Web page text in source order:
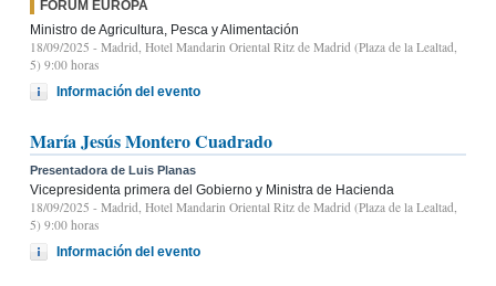
FÓRUM EUROPA
Ministro de Agricultura, Pesca y Alimentación
18/09/2025 - Madrid, Hotel Mandarin Oriental Ritz de Madrid (Plaza de la Lealtad,
5) 9:00 horas
Información del evento
María Jesús Montero Cuadrado
Presentadora de Luis Planas
Vicepresidenta primera del Gobierno y Ministra de Hacienda
18/09/2025 - Madrid, Hotel Mandarin Oriental Ritz de Madrid (Plaza de la Lealtad,
5) 9:00 horas
Información del evento